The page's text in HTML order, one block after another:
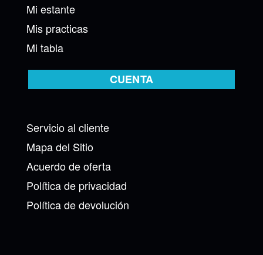
Mi estante
Mis practicas
Mi tabla
CUENTA
Servicio al cliente
Mapa del Sitio
Acuerdo de oferta
Política de privacidad
Política de devolución